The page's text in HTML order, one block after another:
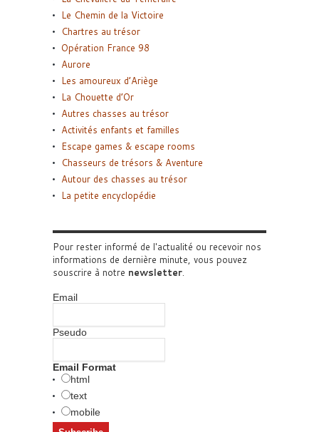
Le Chemin de la Victoire
Chartres au trésor
Opération France 98
Aurore
Les amoureux d’Ariège
La Chouette d’Or
Autres chasses au trésor
Activités enfants et familles
Escape games & escape rooms
Chasseurs de trésors & Aventure
Autour des chasses au trésor
La petite encyclopédie
Pour rester informé de l'actualité ou recevoir nos
informations de dernière minute, vous pouvez
souscrire à notre newsletter.
Email
Pseudo
Email Format
html
text
mobile